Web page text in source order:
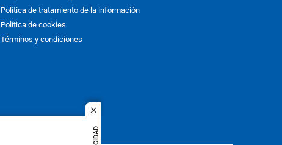
close
Política de tratamiento de la información
Política de cookies
Términos y condiciones